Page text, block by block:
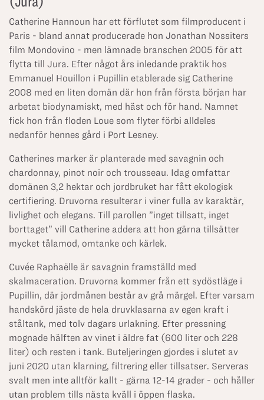
Catherine Hannoun har ett förflutet som filmproducent i
Paris - bland annat producerade hon Jonathan Nossiters
film Mondovino - men lämnade branschen 2005 för att
flytta till Jura. Efter något års inledande praktik hos
Emmanuel Houillon i Pupillin etablerade sig Catherine
2008 med en liten domän där hon från första början har
arbetat biodynamiskt, med häst och för hand. Namnet
fick hon från floden Loue som flyter förbi alldeles
nedanför hennes gård i Port Lesney.
Catherines marker är planterade med savagnin och
chardonnay, pinot noir och trousseau. Idag omfattar
domänen 3,2 hektar och jordbruket har fått ekologisk
certifiering. Druvorna resulterar i viner fulla av karaktär,
livlighet och elegans. Till parollen ”inget tillsatt, inget
borttaget” vill Catherine addera att hon gärna tillsätter
mycket tålamod, omtanke och kärlek.
Cuvée Raphaëlle är savagnin framställd med
skalmaceration. Druvorna kommer från ett sydöstläge i
Pupillin, där jordmånen består av grå märgel. Efter varsam
handskörd jäste de hela druvklasarna av egen kraft i
ståltank, med tolv dagars urlakning. Efter pressning
mognade hälften av vinet i äldre fat (600 liter och 228
liter) och resten i tank. Buteljeringen gjordes i slutet av
juni 2020 utan klarning, filtrering eller tillsatser. Serveras
svalt men inte alltför kallt - gärna 12-14 grader - och håller
utan problem tills nästa kväll i öppen flaska.